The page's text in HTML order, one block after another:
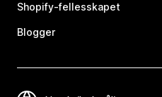
Shopify-fellesskapet
Blogger